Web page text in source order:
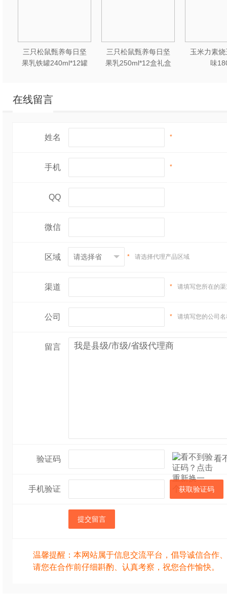
三只松鼠甄养每日坚
果乳铁罐240ml*12罐
三只松鼠甄养每日坚
果乳250ml*12盒礼盒
玉米力素
味
在线留言
姓名 *
手机 *
QQ
微信
区域 * 请选择代理产品区域
渠道 * 请填写您所在的
公司 * 请填写您的公司
留言
验证码 看
手机验证 获取验证码
提交留言
温馨提醒：本网站属于信息交流平台，倡导诚信合作
请您在合作前仔细斟酌、认真考察，祝您合作愉快。